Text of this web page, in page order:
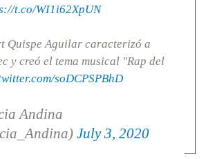
t.co/WI1i62XpUN
Quispe Aguilar caracterizó a
y creó el tema musical "Rap del
soDCPSPBhD
Andina
July 3, 2020